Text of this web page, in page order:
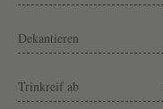
Dekantieren
Trinkreif ab